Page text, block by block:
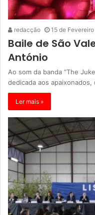
redacção 15 de
Baile de São
António
Ao som da banda “The
dedicada aos
Ler mais »